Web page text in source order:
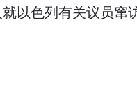
以色列有关议员窜